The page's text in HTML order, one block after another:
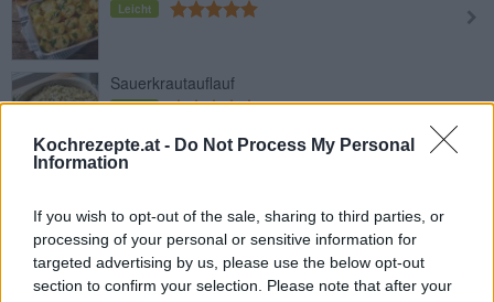
Kochrezepte.at - Do Not Process My Personal
Information
If you wish to opt-out of the sale, sharing to third parties, or
processing of your personal or sensitive information for
targeted advertising by us, please use the below opt-out
section to confirm your selection. Please note that after your
Leicht
Sauerkrautauflauf
Leicht
Schnelle Sauerkrautsuppe